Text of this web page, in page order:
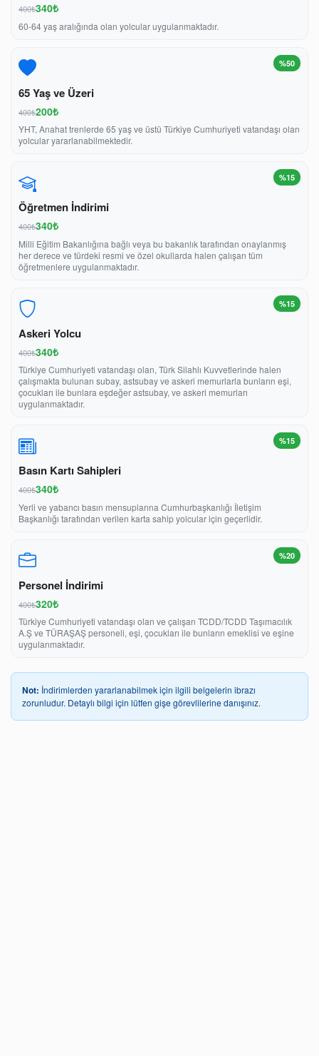
400₺340₺
60-64 yaş aralığında olan yolcular uygulanmaktadır.
%50
65 Yaş ve Üzeri
400₺200₺
YHT, Anahat trenlerde 65 yaş ve üstü Türkiye Cumhuriyeti vatandaşı olan
yolcular yararlanabilmektedir.
%15
Öğretmen İndirimi
400₺340₺
Milli Eğitim Bakanlığına bağlı veya bu bakanlık tarafından onaylanmış
her derece ve türdeki resmi ve özel okullarda halen çalışan tüm
öğretmenlere uygulanmaktadır.
%15
Askeri Yolcu
400₺340₺
Türkiye Cumhuriyeti vatandaşı olan, Türk Silahlı Kuvvetlerinde halen
çalışmakta bulunan subay, astsubay ve askeri memurlarla bunların eşi,
çocukları ile bunlara eşdeğer astsubay, ve askeri memurları
uygulanmaktadır.
%15
Basın Kartı Sahipleri
400₺340₺
Yerli ve yabancı basın mensuplarına Cumhurbaşkanlığı İletişim
Başkanlığı tarafından verilen karta sahip yolcular için geçerlidir.
%20
Personel İndirimi
400₺320₺
Türkiye Cumhuriyeti vatandaşı olan ve çalışan TCDD/TCDD Taşımacılık
A.Ş ve TÜRAŞAŞ personeli, eşi, çocukları ile bunların emeklisî ve eşine
uygulanmaktadır.
Not: İndirimlerden yararlanabilmek için ilgili belgelerin ibrazı
zorunludur. Detaylı bilgi için lütfen gişe görevlilerine danışınız.